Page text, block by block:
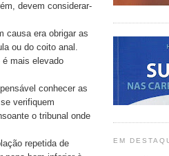
devem considerar-
causa era obrigar as
ou do coito anal.
mais elevado
conhecer as
verifiquem
o tribunal onde
repetida de
EM